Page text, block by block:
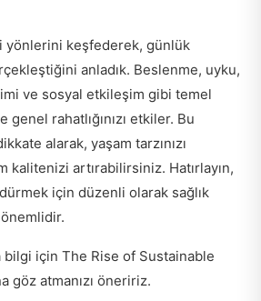
yönlerini keşfederek, günlük
anladık. Beslenme, uyku,
ve sosyal etkileşim gibi temel
genel rahatlığınızı etkiler. Bu
alarak, yaşam tarzınızı
kalitenizi artırabilirsiniz. Hatırlayın,
için düzenli olarak sağlık
bilgi için The Rise of Sustainable
göz atmanızı öneririz.